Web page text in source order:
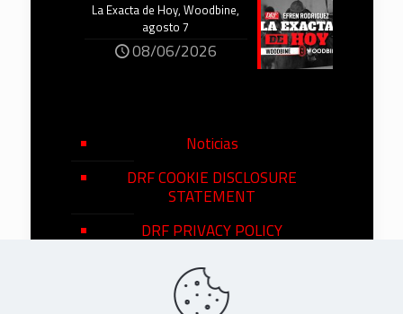
La Exacta de Hoy, Woodbine,
agosto 7
08/06/2026
Noticias
DRF COOKIE DISCLOSURE
STATEMENT
DRF PRIVACY POLICY